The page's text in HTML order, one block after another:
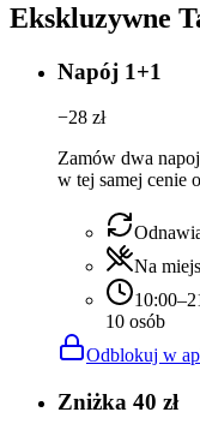
Ekskluzywne
Napój 1+1
−28 zł
Zamów dwa
w tej samej cenie
Na
10 osób
Odblokuj w
Zniżka 40 zł